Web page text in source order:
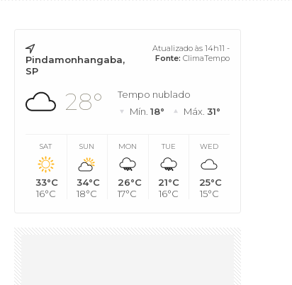
Pindamonhangaba,
SP
Atualizado às 14h11 -
Fonte: ClimaTempo
28°
Tempo nublado
Mín. 18° Máx. 31°
SAT
33°C
16°C
SUN
34°C
18°C
MON
26°C
17°C
TUE
21°C
16°C
WED
25°C
15°C